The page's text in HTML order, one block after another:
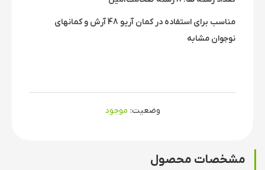
مناسب برای استفاده در کمان آریو 48 آرش و کمانهای
نوجوان مشابه
وضعیت: موجود
مشخصات محصول